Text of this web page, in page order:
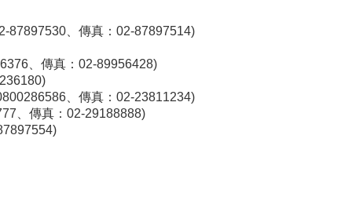
87897530、傳真：02-87897514)
、傳真：02-89956428)
)
、傳真：02-23811234)
、傳真：02-29188888)
)